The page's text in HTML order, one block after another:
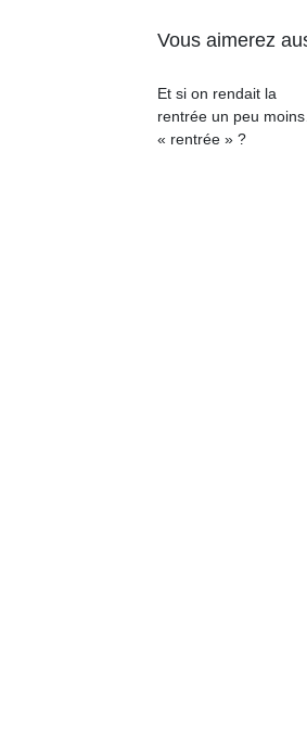
Vous aimerez
Et si on rendait la
rentrée un peu
« rentrée » ?
ou